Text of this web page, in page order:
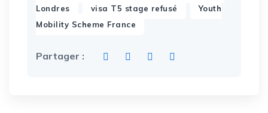
Londres
visa T5 stage refusé
Youth
Mobility Scheme France
Partager :